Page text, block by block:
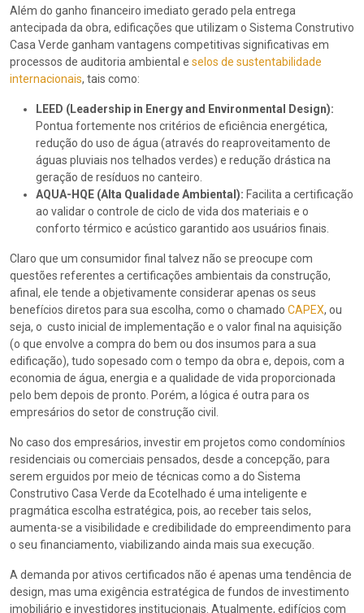
Além do ganho financeiro imediato gerado pela entrega
antecipada da obra, edificações que utilizam o Sistema Construtivo
Casa Verde ganham vantagens competitivas significativas em
processos de auditoria ambiental e selos de sustentabilidade
internacionais, tais como:
LEED (Leadership in Energy and Environmental Design):
Pontua fortemente nos critérios de eficiência energética,
redução do uso de água (através do reaproveitamento de
águas pluviais nos telhados verdes) e redução drástica na
geração de resíduos no canteiro.
AQUA-HQE (Alta Qualidade Ambiental): Facilita a certificação
ao validar o controle de ciclo de vida dos materiais e o
conforto térmico e acústico garantido aos usuários finais.
Claro que um consumidor final talvez não se preocupe com
questões referentes a certificações ambientais da construção,
afinal, ele tende a objetivamente considerar apenas os seus
benefícios diretos para sua escolha, como o chamado CAPEX, ou
seja, o custo inicial de implementação e o valor final na aquisição
(o que envolve a compra do bem ou dos insumos para a sua
edificação), tudo sopesado com o tempo da obra e, depois, com a
economia de água, energia e a qualidade de vida proporcionada
pelo bem depois de pronto. Porém, a lógica é outra para os
empresários do setor de construção civil.
No caso dos empresários, investir em projetos como condomínios
residenciais ou comerciais pensados, desde a concepção, para
serem erguidos por meio de técnicas como a do Sistema
Construtivo Casa Verde da Ecotelhado é uma inteligente e
pragmática escolha estratégica, pois, ao receber tais selos,
aumenta-se a visibilidade e credibilidade do empreendimento para
o seu financiamento, viabilizando ainda mais sua execução.
A demanda por ativos certificados não é apenas uma tendência de
design, mas uma exigência estratégica de fundos de investimento
imobiliário e investidores institucionais. Atualmente, edifícios com